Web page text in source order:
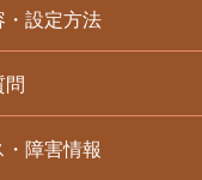
・設定方法
問
・障害情報